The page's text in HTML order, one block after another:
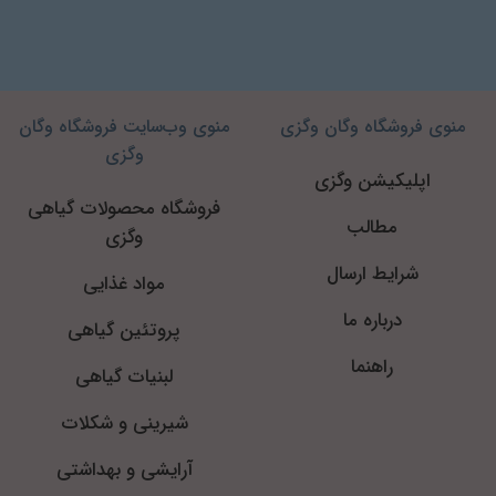
منوی فروشگاه وگان وگزی
اپلیکیشن وگزی
مطالب
شرایط ارسال
درباره ما
راهنما
منوی وب‌سایت فروشگاه وگان
وگزی
فروشگاه محصولات گیاهی
وگزی
مواد غذایی
پروتئین گیاهی
لبنیات گیاهی
شیرینی و شکلات
آرایشی و بهداشتی